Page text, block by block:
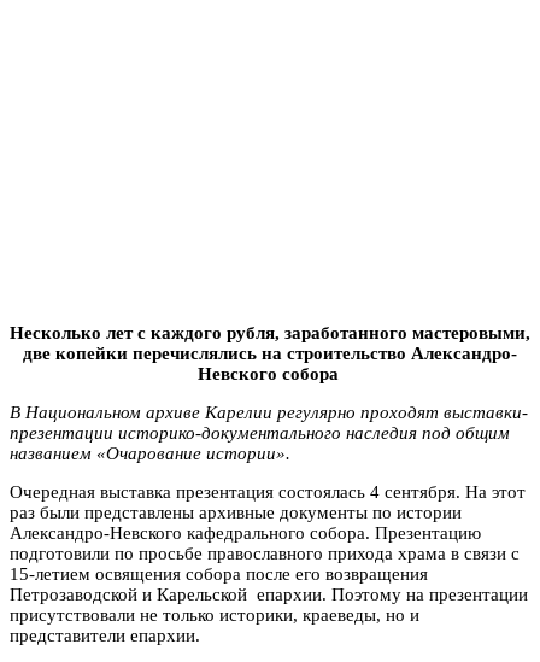
Несколько лет с каждого рубля, заработанного мастеровыми,
две копейки перечислялись на строительство Александро-
Невского собора
В Национальном архиве Карелии регулярно проходят выставки-
презентации историко-документального наследия под общим
названием «Очарование истории».
Очередная выставка презентация состоялась 4 сентября. На этот
раз были представлены архивные документы по истории
Александро-Невского кафедрального собора. Презентацию
подготовили по просьбе православного прихода храма в связи с
15-летием освящения собора после его возвращения
Петрозаводской и Карельской епархии. Поэтому на презентации
присутствовали не только историки, краеведы, но и
представители епархии.